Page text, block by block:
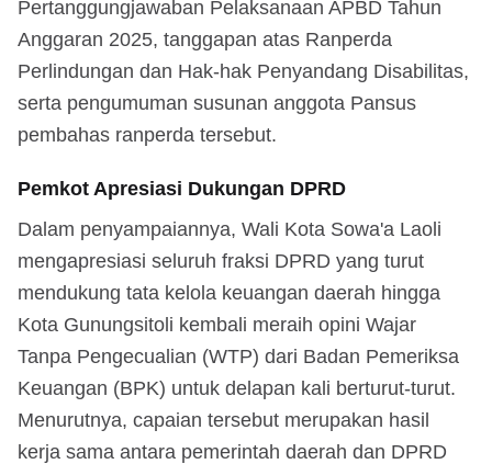
Pertanggungjawaban Pelaksanaan APBD Tahun
Anggaran 2025, tanggapan atas Ranperda
Perlindungan dan Hak-hak Penyandang Disabilitas,
serta pengumuman susunan anggota Pansus
pembahas ranperda tersebut.
Pemkot Apresiasi Dukungan DPRD
Dalam penyampaiannya, Wali Kota Sowa'a Laoli
mengapresiasi seluruh fraksi DPRD yang turut
mendukung tata kelola keuangan daerah hingga
Kota Gunungsitoli kembali meraih opini Wajar
Tanpa Pengecualian (WTP) dari Badan Pemeriksa
Keuangan (BPK) untuk delapan kali berturut-turut.
Menurutnya, capaian tersebut merupakan hasil
kerja sama antara pemerintah daerah dan DPRD